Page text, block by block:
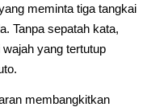
meminta tiga tangkai
Tanpa sepatah kata,
yang tertutup
membangkitkan